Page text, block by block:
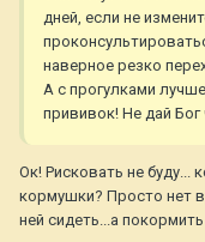
дней, если не
наверное резко
А с прогулками
прививок! Не дай Бог
Ок! Рисковать не буду...
кормушки? Просто нет
ней сидеть...а